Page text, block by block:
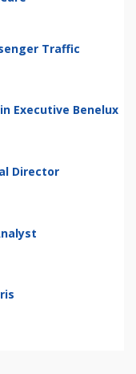
Traffic
Executive Benelux
Director